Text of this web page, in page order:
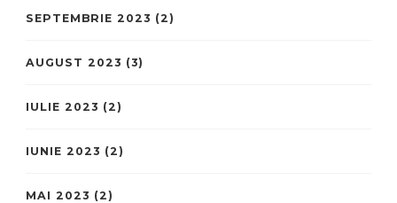
SEPTEMBRIE 2023 (2)
AUGUST 2023 (3)
IULIE 2023 (2)
IUNIE 2023 (2)
MAI 2023 (2)